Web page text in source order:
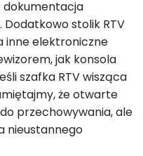
dokumentacja
stolik RTV
inne elektroniczne
jak konsola
szafka RTV wisząca
że otwarte
przechowywania, ale
nieustannego